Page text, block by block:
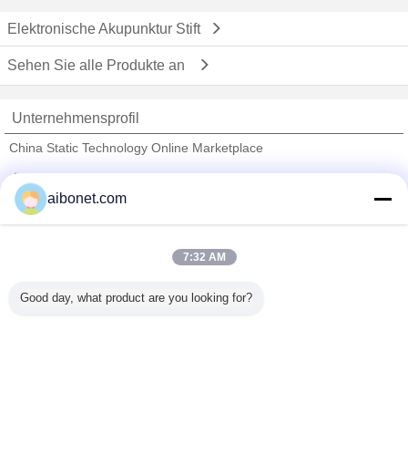
Elektronische Akupunktur Stift
Sehen Sie alle Produkte an
Unternehmensprofil
China Static Technology Online Marketplace
Trust Seal
Alle Produkte
aibonet.com
7:32 AM
Good day, what product are you looking for?